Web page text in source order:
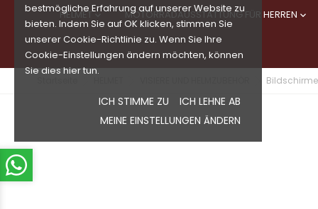
bestmögliche Erfahrung auf unserer Website zu
bieten. Indem Sie auf OK klicken, stimmen Sie
unserer Cookie-Richtlinie zu. Wenn Sie Ihre
Cookie-Einstellungen ändern möchten, können
Sie dies hier tun.
ICH STIMME ZU
ICH LEHNE AB
MEINE EINSTELLUNGEN ÄNDERN
HELMET MOTORRADAUSSTATTUNG FÜR HERREN 